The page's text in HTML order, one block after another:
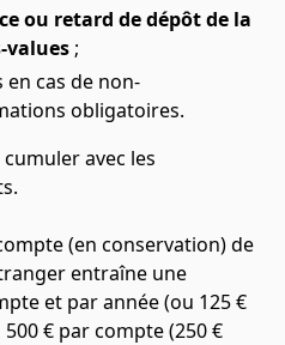
ou retard de dépôt de la
values ;
cas de non-
obligatoires.
avec les
(en conservation) de
entraîne une
et par année (ou 125 €
€ par compte (250 €